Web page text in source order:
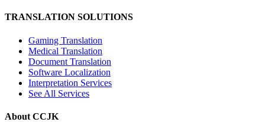
TRANSLATION SOLUTIONS
Gaming Translation
Medical Translation
Document Translation
Software Localization
Interpretation Services
See All Services
About CCJK